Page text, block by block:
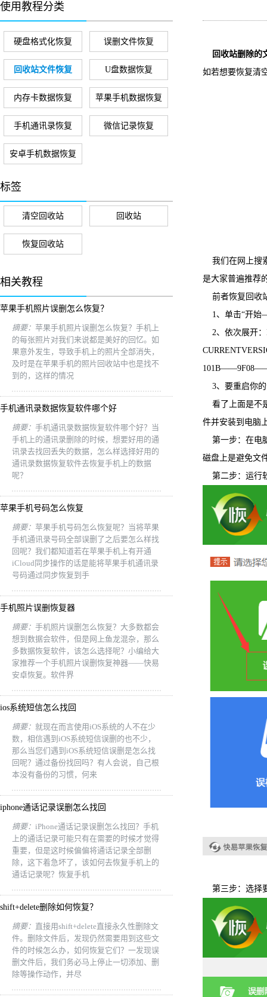
使用教程分类
硬盘格式化恢复 误删文件恢复
回收站文件恢复 U盘数据恢复
内存卡数据恢复 苹果手机数据恢复
手机通讯录恢复 微信记录恢复
安卓手机数据恢复
标签
清空回收站 回收站
恢复回收站
相关教程
苹果手机照片误删怎么恢复？
摘要： 苹果手机照片误删怎么恢复？手机上
的每张照片对我们来说都是美好的回忆。如
果意外发生，导致手机上的照片全部消失，
及时是在苹果手机的照片回收站中也是找不
到的，这样的情况
手机通讯录数据恢复软件哪个好
摘要： 手机通讯录数据恢复软件哪个好？当
手机上的通讯录删除的时候，想要好用的通
讯录去找回丢失的数据，怎么样选择好用的
通讯录数据恢复软件去恢复手机上的数据
呢？
苹果手机号码怎么恢复
摘要： 苹果手机号码怎么恢复呢？当将苹果
手机通讯录号码全部误删了之后要怎么样找
回呢？我们都知道若在苹果手机上有开通
iCloud同步操作的话是能将苹果手机通讯录
号码通过同步恢复到手
手机照片误删恢复器
摘要： 手机照片误删怎么恢复？大多数都会
想到数据会软件，但是网上鱼龙混杂，那么
多数据恢复软件，该怎么选择呢？小编给大
家推荐一个手机照片误删恢复神器——快易
安卓恢复。软件界
ios系统短信怎么找回
摘要： 就现在而言使用iOS系统的人不在少
数，相信遇到iOS系统短信误删的也不少，
那么当您们遇到iOS系统短信误删是怎么找
回呢？通过备份找回吗？有人会说，自己根
本没有备份的习惯，何来
iphone通话记录误删怎么找回
摘要： iPhone通话记录误删怎么找回？手机
上的通话记录可能只有在需要的时候才觉得
重要，但是这时候偏偏将通话记录全部删
除，这下着急坏了，该如何去恢复手机上的
通话记录呢？恢复手机
shift+delete删除如何恢复？
摘要： 直接用shift+delete直接永久性删除文
件。删除文件后，发现仍然需要用到这些文
件的时候怎么办，如何恢复它们？一发现误
删文件后，我们务必马上停止一切添加、删
除等操作动作，并尽
回收站删除的
如若想要恢复清
我们在网上搜
是大家普遍推荐
前者恢复回收
1、单击“开
2、依次展开
3、要重启你
看了上面是不
件并安装到电脑
第一步：在电
磁盘上是避免文
第二步：运行
第三步：选择